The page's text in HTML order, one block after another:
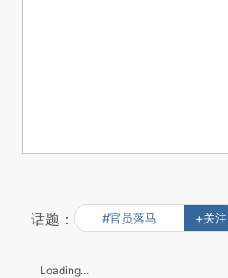
话题： #官员落马 +关注
Loading...